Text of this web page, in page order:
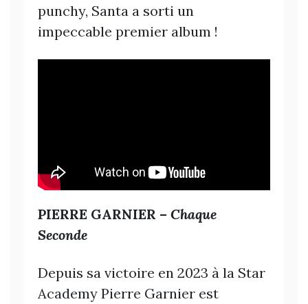
punchy, Santa a sorti un
impeccable premier album !
PIERRE GARNIER – Chaque
Seconde
Depuis sa victoire en 2023 à la Star
Academy Pierre Garnier est